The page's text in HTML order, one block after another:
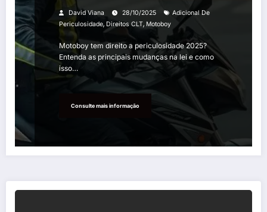
David Viana 28/10/2025
Adicional De
Periculosidade, Direitos CLT, Motoboy
Motoboy tem direito a periculosidade 2025?
Entenda as principais mudanças na lei e como
isso…
Consulte mais informação